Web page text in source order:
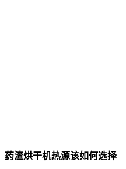
药渣烘干机热源该如何选择